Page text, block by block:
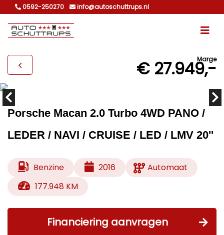
0592-250270 info@autoschuttrups.nl
Marge
€ 27.949,-
Porsche Macan 2.0 Turbo 4WD PANO /
LEDER / NAVI / CRUISE / LED / LMV 20''
Benzine 2016
Automaat
177.948 KM
Financiering aanvragen